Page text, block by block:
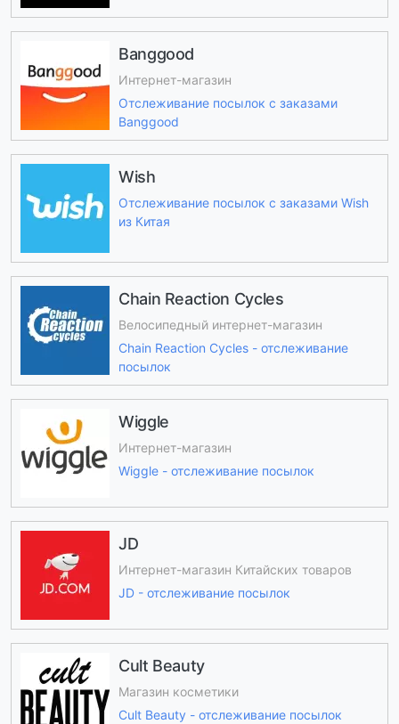
Banggood
Интернет-магазин
Отслеживание посылок с заказами
Banggood
Wish
Отслеживание посылок с заказами Wish
из Китая
Chain Reaction Cycles
Велосипедный интернет-магазин
Chain Reaction Cycles - отслеживание
посылок
Wiggle
Интернет-магазин
Wiggle - отслеживание посылок
JD
Интернет-магазин Китайских товаров
JD - отслеживание посылок
Cult Beauty
Магазин косметики
Cult Beauty - отслеживание посылок